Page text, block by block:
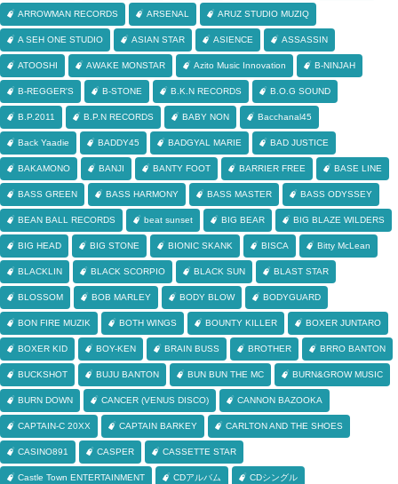
ARROWMAN RECORDS ARSENAL ARUZ STUDIO MUZIQ
A SEH ONE STUDIO ASIAN STAR ASIENCE ASSASSIN
ATOOSHI AWAKE MONSTAR Azito Music Innovation B-NINJAH
B-REGGER'S B-STONE B.K.N RECORDS B.O.G SOUND
B.P.2011 B.P.N RECORDS BABY NON Bacchanal45
Back Yaadie BADDY45 BADGYAL MARIE BAD JUSTICE
BAKAMONO BANJI BANTY FOOT BARRIER FREE BASE LINE
BASS GREEN BASS HARMONY BASS MASTER BASS ODYSSEY
BEAN BALL RECORDS beat sunset BIG BEAR BIG BLAZE WILDERS
BIG HEAD BIG STONE BIONIC SKANK BISCA Bitty McLean
BLACKLIN BLACK SCORPIO BLACK SUN BLAST STAR
BLOSSOM BOB MARLEY BODY BLOW BODYGUARD
BON FIRE MUZIK BOTH WINGS BOUNTY KILLER BOXER JUNTARO
BOXER KID BOY-KEN BRAIN BUSS BROTHER BRRO BANTON
BUCKSHOT BUJU BANTON BUN BUN THE MC BURN&GROW MUSIC
BURN DOWN CANCER (VENUS DISCO) CANNON BAZOOKA
CAPTAIN-C 20XX CAPTAIN BARKEY CARLTON AND THE SHOES
CASINO891 CASPER CASSETTE STAR
Castle Town ENTERTAINMENT CDアルバム CDシングル